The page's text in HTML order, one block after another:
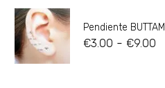
Pendiente BUTTAM
€3.00 - €9.00